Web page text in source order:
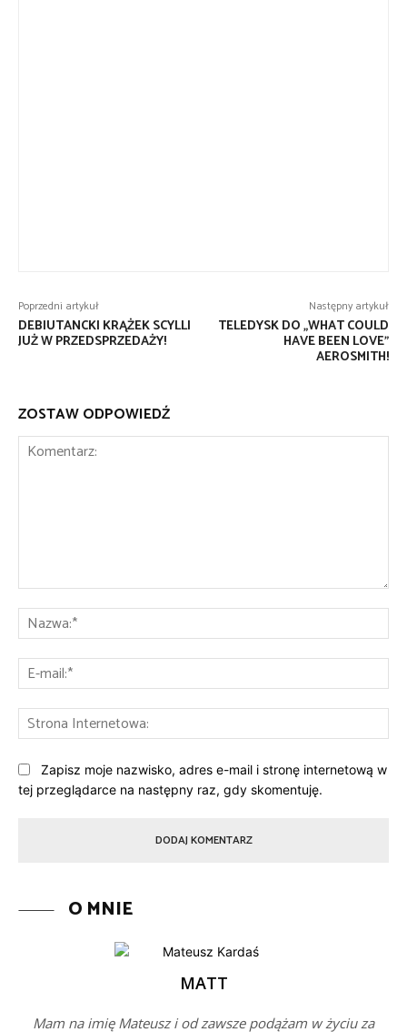
Poprzedni artykuł
DEBIUTANCKI KRĄŻEK SCYLLI
JUŻ W PRZEDSPRZEDAŻY!
Następny artykuł
TELEDYSK DO „WHAT COULD
HAVE BEEN LOVE”
AEROSMITH!
ZOSTAW ODPOWIEDŹ
Zapisz moje nazwisko, adres e-mail i stronę internetową w
tej przeglądarce na następny raz, gdy skomentuję.
O MNIE
MATT
Mam na imię Mateusz i od zawsze podążam w życiu za